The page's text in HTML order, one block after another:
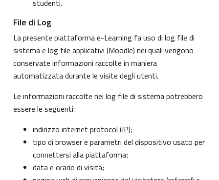
studenti.
File di Log
La presente piattaforma e-Learning fa uso di log file di
sistema e log file applicativi (Moodle) nei quali vengono
conservate informazioni raccolte in maniera
automatizzata durante le visite degli utenti.
Le informazioni raccolte nei log file di sistema potrebbero
essere le seguenti:
indirizzo internet protocol (IP);
tipo di browser e parametri del dispositivo usato per
connettersi alla piattaforma;
data e orario di visita;